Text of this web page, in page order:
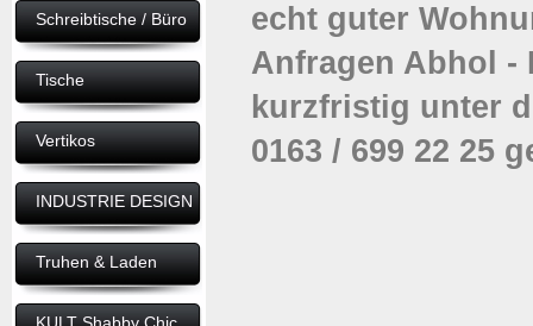
Schreibtische / Büro
Tische
Vertikos
INDUSTRIE DESIGN
Truhen & Laden
echt guter
Anfragen Abhol
kurzfristig unter
0163 / 699 22 25